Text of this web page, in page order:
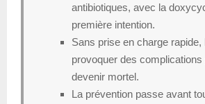
antibiotiques, avec la
première intention.
Sans prise en charge
provoquer des
devenir mortel.
La prévention passe avant